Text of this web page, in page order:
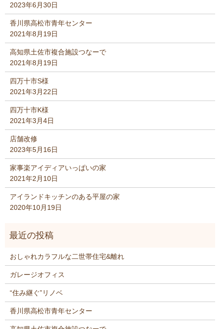
2023年6月30日
香川県高松市青年センター
2021年8月19日
高知県土佐市複合施設つなーで
2021年8月19日
四万十市S様
2021年3月22日
四万十市K様
2021年3月4日
店舗改修
2023年5月16日
家事楽アイディアいっぱいの家
2021年2月10日
アイランドキッチンのある平屋の家
2020年10月19日
おしゃれカラフルな二世帯住宅&離れ
ガレージオフィス
“住み継ぐ”リノベ
香川県高松市青年センター